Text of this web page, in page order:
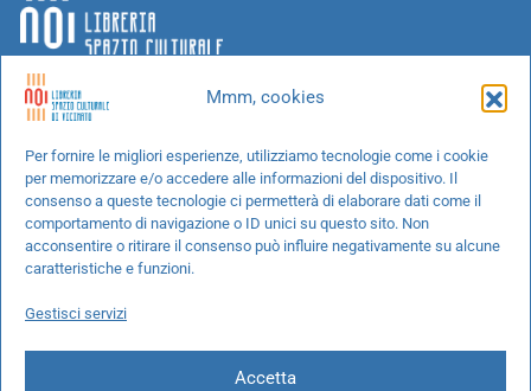
Mmm, cookies
Per fornire le migliori esperienze, utilizziamo tecnologie come i cookie
per memorizzare e/o accedere alle informazioni del dispositivo. Il
consenso a queste tecnologie ci permetterà di elaborare dati come il
comportamento di navigazione o ID unici su questo sito. Non
acconsentire o ritirare il consenso può influire negativamente su alcune
caratteristiche e funzioni.
Gestisci servizi
Accetta
Chi siamo
Progetti speciali
Richiedi un libro
Spedizioni
Cookie Policy